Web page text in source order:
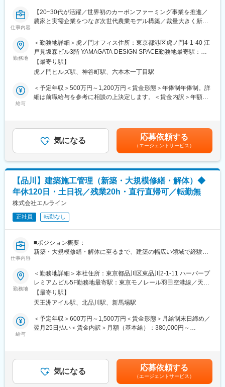
仕事内容
【20~30代が活躍／世界初のカーボンファーミング事業を推進／
農家と実需企業をつなぎ次世代農業モデル構築／裁量大きく新規
■業務概要
当社は、サイエンスとデジタル、現場伴走を融合した農業プラッ
トフォームを通じ、農業を「環境再生産業」へと変革する事業を
展開しています。本ポジションは、カーボンファーミング推進の
中核を担い、農家や実需企業との連携強化、節水型栽培の普及、
社会実装の仕組みづくりをリードしていただきます。
■業務詳細
ジタル化や認証取得支援など、現場の伴走型サポートを実施
・実需企業とのマッチング・アライアンス構築：食品メーカーや
量販店等に向けて脱炭素米の調達提案を行い、農家と実需企業の
保証、AI土壌分析、雑草管理DXなど節水型栽培パッケージを提案
し、現場課題に合わせて最適な導入支援を担う
・プラットフォームの改善・拡張：農家や実需企業からのフィー
ドバックをもとに、サービスや運用の改善提案を主導し、事業の
・農業者向けイベント企画・運営、コミュニティ形成や業界認知
拡大のためのマーケティングも担当
NEWGREEN RICE PLATFORM（NGRP：同社の自社開発サービ
ス）、節水型栽培パッケージ、AI土壌分析等
■組織構成
・事業開発、現場伴走、デジタル開発など多様なバックグラウン
ドを持つメンバーで構成
・30代中心の若手メンバーが活躍
■業務の魅力
世界的にも先駆けの事業に携われるため、社会的インパクトや成
コアタイムなしフレックスタイム／虎ノ門オフィス／副業可／服
装自由／各種福利厚生完備
■想定されるキャリアパス
勤務地
＜勤務地詳細＞虎ノ門オフィス住所：東京都港区虎ノ門4-1-40 江
戸見坂森ビル3階 YAMAGATA DESIGN SPACE勤務地最寄駅：東
京メトロ 日比谷線線／虎ノ門ヒルズ駅受動喫煙対策：屋内全面禁
煙変更の範囲：会社の定める事業所（リモートワーク含む）
【最寄り駅】
虎ノ門ヒルズ駅、神谷町駅、六本木一丁目駅
給与
＜予定年収＞500万円～1,200万円＜賃金形態＞年俸制年俸制。詳
細は前職給与を参考に相談の上決定します。＜賃金内訳＞年額
～700万円。前職の給与を参考にご相談させていただきます。賃
金はあくまでも目安の金額であり、選考を通じて上下する可能性
があります。月給(月額)は固定手当を含めた表記です。
気になる 応募依頼する
（エージェントサービス）
【品川】建築施工管理（新築・大規模修繕・解体）◆
年休120日・土日祝／残業20h・直行直帰可／転勤無
株式会社エルライン
正社員 転勤なし
仕事内容
■ポジション概要：
新築・大規模修繕・解体に至るまで、建築の幅広い領域で経験を
われるポジションです。上場準備・M＆A推進による成長フェーズ
の中で、施工管理として次のキャリアを築きたい方を歓迎しま
会社拡大期だからこそ、組織づくり・現場運営・体制整備に携わ
れるので「今入ると面白い会社」です。
本ポジションは、新築・大規模修繕・解体工事の建築施工管理
（所長候補・マネージャー候補・施工管理者）として分譲マンシ
ョン、商業施設、公共施設、データセンターなどを得意分野に合
■具体的な仕事内容：
◎品質管理、出来高管理の実施
勤務地
＜勤務地詳細＞本社住所：東京都品川区東品川2-1-11 ハーバープ
レミアムビル5F勤務地最寄駅：東京モノレール羽田空港線／天王
洲アイル駅受動喫煙対策：敷地内全面禁煙変更の範囲：会社が指
定する場所
【最寄り駅】
天王洲アイル駅、北品川駅、新馬場駅
給与
＜予定年収＞600万円～1,500万円＜賃金形態＞月給制末日締め／
翌月25日払い＜賃金内訳＞月額（基本給）：380,000円～
であり、選考を通じて上下する可能性があります。月給(月額)は固
定手当を含めた表記です。
気になる 応募依頼する
（エージェントサービス）